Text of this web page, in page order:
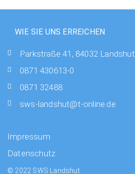
WIE SIE UNS ERREICHEN
Parkstraße 41, 84032 Landshut
0871 430613-0
0871 32488
sws-landshut@t-online.de
Impressum
Datenschutz
© 2022 SWS Landshut